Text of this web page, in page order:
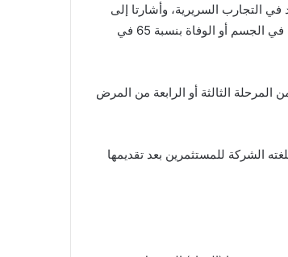
التجارب السريرية، وأشارتا إلى
إمكانيته التقليل من خطر انتشار أكثر أشكال سرطان الجلد فتكاً إلى أجزاء أخرى في الجسم أو الوفاة بنسبة 65 في
الثالثة أو الرابعة من المرض
الشركة للمستثمرين بعد تقديمها